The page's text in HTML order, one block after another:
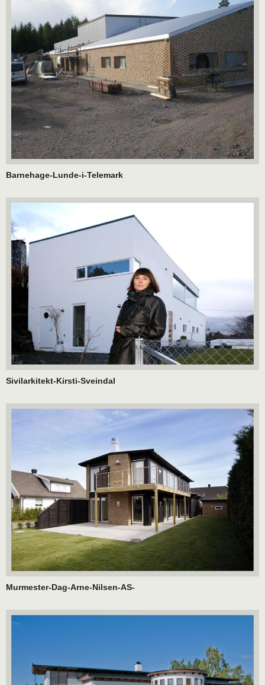
Barnehage-Lunde-i-Telemark
Sivilarkitekt-Kirsti-Sveindal
Murmester-Dag-Arne-Nilsen-AS-